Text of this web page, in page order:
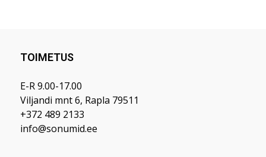
TOIMETUS
E-R 9.00-17.00
Viljandi mnt 6, Rapla 79511
+372 489 2133
info@sonumid.ee